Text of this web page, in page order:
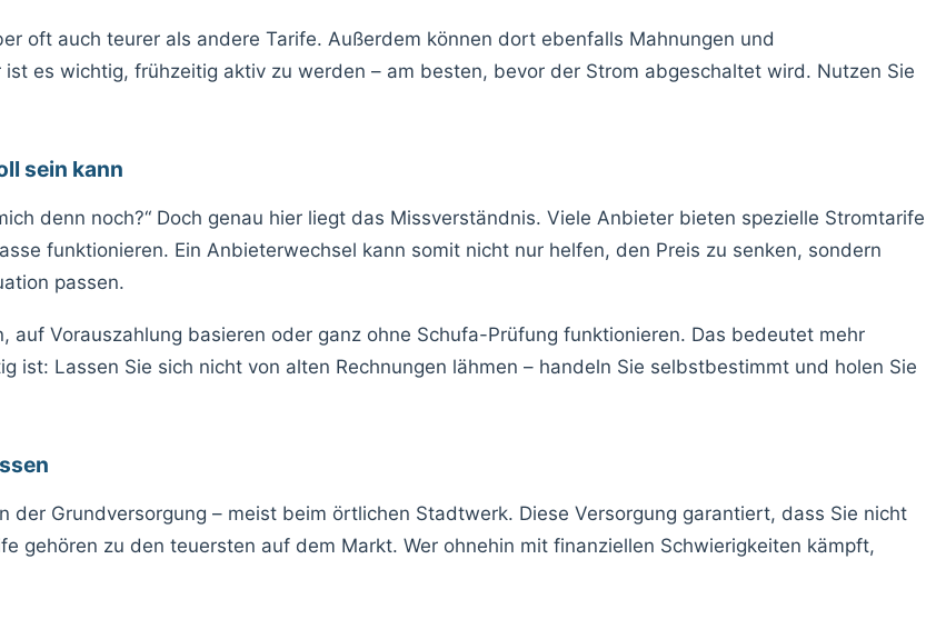
oft auch teurer als andere Tarife. Außerdem können dort ebenfalls Mahnungen und
es wichtig, frühzeitig aktiv zu werden – am besten, bevor der Strom abgeschaltet wird. Nutzen Sie
sein kann
denn noch?“ Doch genau hier liegt das Missverständnis. Viele Anbieter bieten spezielle Stromtarife
funktionieren. Ein Anbieterwechsel kann somit nicht nur helfen, den Preis zu senken, sondern
passen.
auf Vorauszahlung basieren oder ganz ohne Schufa-Prüfung funktionieren. Das bedeutet mehr
ist: Lassen Sie sich nicht von alten Rechnungen lähmen – handeln Sie selbstbestimmt und holen Sie
der Grundversorgung – meist beim örtlichen Stadtwerk. Diese Versorgung garantiert, dass Sie nicht
gehören zu den teuersten auf dem Markt. Wer ohnehin mit finanziellen Schwierigkeiten kämpft,